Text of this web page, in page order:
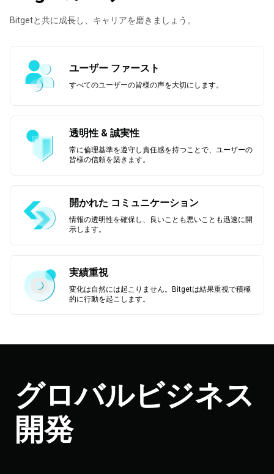
Bitgetと共に成長し、キャリアを磨きましょう。
ユーザー ファースト
すべてのユーザーの皆様の声を大切にします。
透明性 & 誠実性
常に倫理基準を遵守し責任感を持つことで、ユーザーの
皆様の信頼を築きます。
開かれた コミュニケーション
情報の透明性を確保し、良いことも悪いことも迅速に開
示します。
実績重視
変化は自然には起こりません。Bitgetは結果重視で積極
的に行動を起こします。
グロバルビジネス
開発